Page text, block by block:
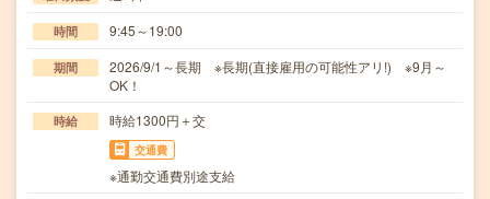
時間 9:45～19:00
期間
2026/9/1～長期 ※長期(直接雇用の可能性アリ!) ※9月～
OK！
時給 時給1300円＋交
交通費
※通勤交通費別途支給